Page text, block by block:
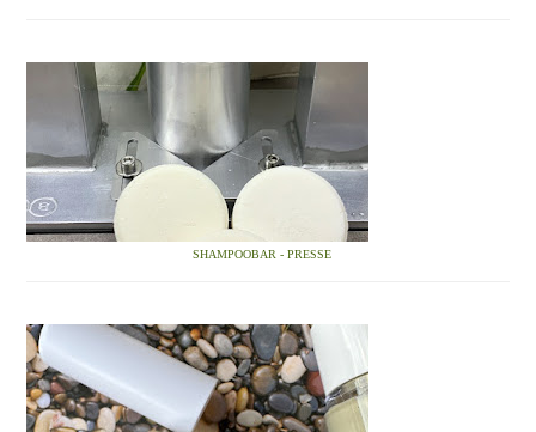
SHAMPOOBAR - PRESSE